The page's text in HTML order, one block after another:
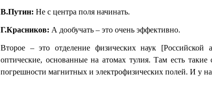
В.Путин: Не с центра поля начинать.
Г.Красников: А дообучать – это очень эффективно.
Второе – это отделение физических наук
оптические, основанные на атомах тулия. Там есть
погрешности магнитных и электрофизических полей. И у